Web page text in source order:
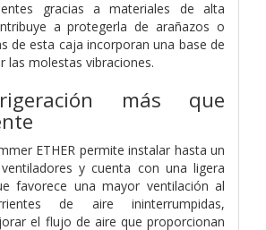
gracias a materiales de alta
a protegerla de arañazos o
de esta caja incorporan una base de
las molestas vibraciones.
más que
ETHER permite instalar hasta un
y cuenta con una ligera
favorece una mayor ventilación al
de aire ininterrumpidas,
el flujo de aire que proporcionan